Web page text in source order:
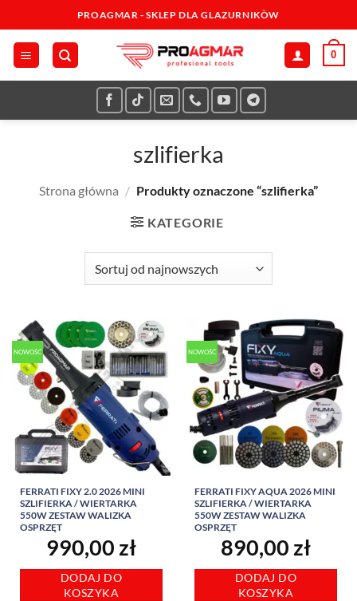
do
zawartości
PROAGMAR - SKLEP DLA GLAZURNIKÒW
0
szlifierka
Strona główna / Produkty oznaczone “szlifierka”
KATEGORIE
NOWOŚĆ
FERRATI FIXY 2.0 2026 MINI
SZLIFIERKA / WIERTARKA
550W ZESTAW WALIZKA
OSPRZĘT
990,00 zł
DODAJ DO
KOSZYKA
NOWOŚĆ
FERRATI FIXY AQUA 2026 MINI
SZLIFIERKA / WIERTARKA
550W ZESTAW WALIZKA
OSPRZĘT
890,00 zł
DODAJ DO
KOSZYKA